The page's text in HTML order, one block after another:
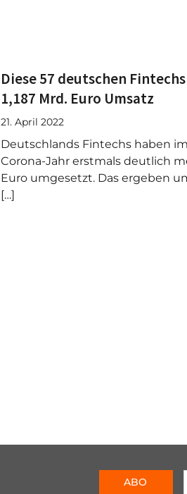
Diese 57 deutschen
1,187 Mrd. Euro Umsatz
21. April 2022
Deutschlands Fintechs haben
Corona-Jahr erstmals deutlich
Euro umgesetzt. Das ergeben
[…]
ABO